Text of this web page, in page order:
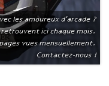
les amoureux d'arcade ?
ici chaque mois.
vues mensuellement.
Contactez-nous !